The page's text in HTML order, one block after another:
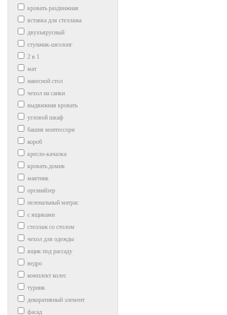
кровать раздвижная
вставка для стеллажа
двухъярусный
стульчик-шезлонг
2 в 1
мат
навесной стол
чехол на санки
выдвижная кровать
угловой шкаф
башня монтессори
короб
кресло-качалка
кровать домик
маятник
органайзер
пеленальный матрас
с ящиками
стеллаж со столом
чехол для одежды
ящик под рассаду
ведро
комплект колес
турник
декоративный элемент
фасад